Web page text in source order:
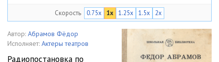
Скорость 0.75x 1x 1.25x 1.5x 2x
Автор: Абрамов Фёдор
Исполняет: Актеры театров
Радиопостановка по